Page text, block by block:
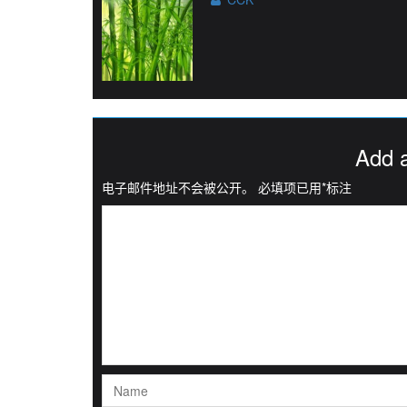
Add
电子邮件地址不会被公开。 必填项已用*标注